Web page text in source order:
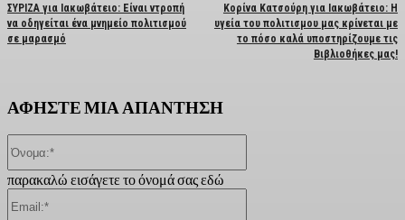
ΣΥΡΙΖΑ για Ιακωβάτειο: Είναι ντροπή
να οδηγείται ένα μνημείο πολιτισμού
σε μαρασμό
Κορίνα Κατσούρη για Ιακωβάτειο: Η
υγεία του πολιτισμου μας κρίνεται με
το πόσο καλά υποστηρίζουμε τις
Βιβλιοθήκες μας!
ΑΦΗΣΤΕ ΜΙΑ ΑΠΑΝΤΗΣΗ
παρακαλώ εισάγετε το όνομά σας εδώ